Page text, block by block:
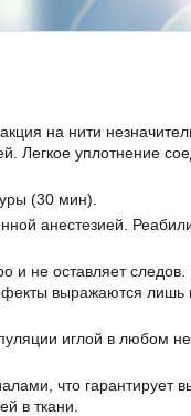
на нити
Легкое уплотнение
(30 мин).
анестезией.
и не оставляет
выражаются лишь
иглой в любом
что гарантирует
в ткани.